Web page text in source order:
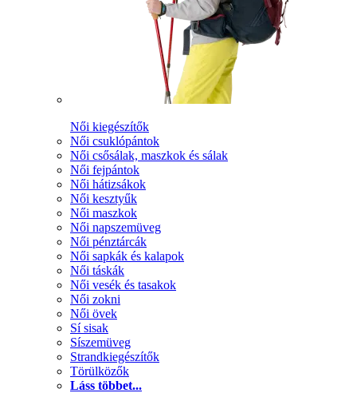
Női kiegészítők
Női csuklópántok
Női csősálak, maszkok és sálak
Női fejpántok
Női hátizsákok
Női kesztyűk
Női maszkok
Női napszemüveg
Női pénztárcák
Női sapkák és kalapok
Női táskák
Női vesék és tasakok
Női zokni
Női övek
Sí sisak
Síszemüveg
Strandkiegészítők
Törülközők
Láss többet...